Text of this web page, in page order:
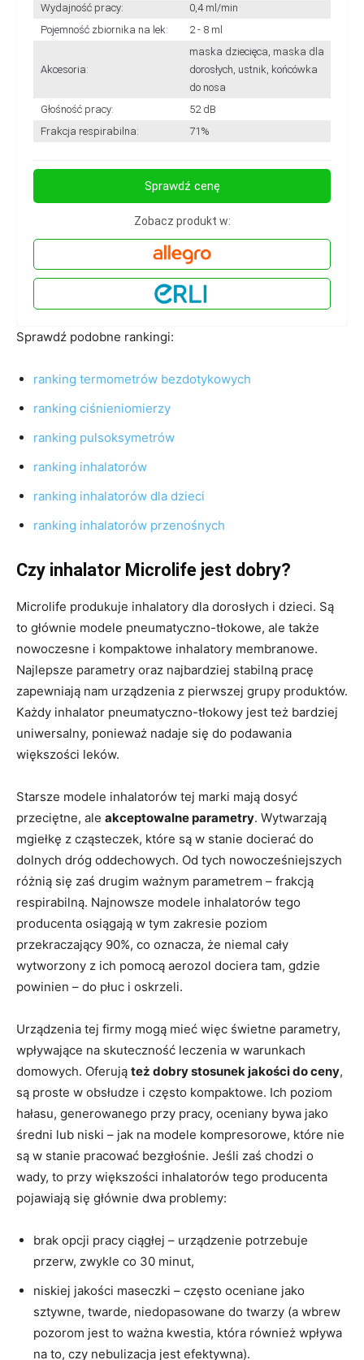
Wydajność pracy:
0,4 ml/min
Pojemność zbiornika na lek:
2 - 8 ml
Akcesoria:
maska dziecięca, maska dla
dorosłych, ustnik, końcówka
do nosa
Głośność pracy:
52 dB
Frakcja respirabilna:
71%
Sprawdź cenę
Zobacz produkt w:
Sprawdź podobne rankingi:
ranking termometrów bezdotykowych
ranking ciśnieniomierzy
ranking pulsoksymetrów
ranking inhalatorów
ranking inhalatorów dla dzieci
ranking inhalatorów przenośnych
Czy inhalator Microlife jest dobry?
Microlife produkuje inhalatory dla dorosłych i dzieci. Są
to głównie modele pneumatyczno-tłokowe, ale także
nowoczesne i kompaktowe inhalatory membranowe.
Najlepsze parametry oraz najbardziej stabilną pracę
zapewniają nam urządzenia z pierwszej grupy produktów.
Każdy inhalator pneumatyczno-tłokowy jest też bardziej
uniwersalny, ponieważ nadaje się do podawania
większości leków.
Starsze modele inhalatorów tej marki mają dosyć
przeciętne, ale akceptowalne parametry. Wytwarzają
mgiełkę z cząsteczek, które są w stanie docierać do
dolnych dróg oddechowych. Od tych nowocześniejszych
różnią się zaś drugim ważnym parametrem – frakcją
respirabilną. Najnowsze modele inhalatorów tego
producenta osiągają w tym zakresie poziom
przekraczający 90%, co oznacza, że niemal cały
wytworzony z ich pomocą aerozol dociera tam, gdzie
powinien – do płuc i oskrzeli.
Urządzenia tej firmy mogą mieć więc świetne parametry,
wpływające na skuteczność leczenia w warunkach
domowych. Oferują też dobry stosunek jakości do ceny,
są proste w obsłudze i często kompaktowe. Ich poziom
hałasu, generowanego przy pracy, oceniany bywa jako
średni lub niski – jak na modele kompresorowe, które nie
są w stanie pracować bezgłośnie. Jeśli zaś chodzi o
wady, to przy większości inhalatorów tego producenta
pojawiają się głównie dwa problemy:
brak opcji pracy ciągłej – urządzenie potrzebuje
przerw, zwykle co 30 minut,
niskiej jakości maseczki – często oceniane jako
sztywne, twarde, niedopasowane do twarzy (a wbrew
pozorom jest to ważna kwestia, która również wpływa
na to, czy nebulizacja jest efektywna).